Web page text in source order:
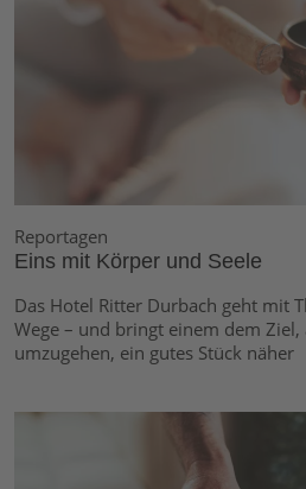
Reportagen
Eins mit Körper und Seele
Das Hotel Ritter Durbach geht mit
Wege – und bringt einem dem
umzugehen, ein gutes Stück näher